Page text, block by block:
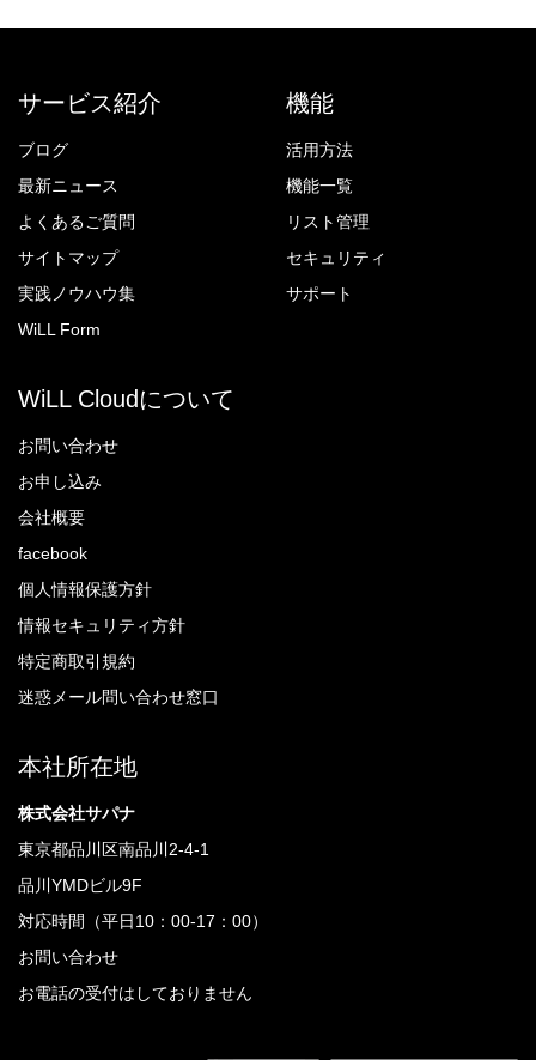
サービス紹介
ブログ
最新ニュース
よくあるご質問
サイトマップ
実践ノウハウ集
WiLL Form
機能
活用方法
機能一覧
リスト管理
セキュリティ
サポート
WiLL Cloudについて
お問い合わせ
お申し込み
会社概要
facebook
個人情報保護方針
情報セキュリティ方針
特定商取引規約
迷惑メール問い合わせ窓口
本社所在地
株式会社サパナ
東京都品川区南品川2-4-1
品川YMDビル9F
対応時間（平日10：00-17：00）
お問い合わせ
お電話の受付はしておりません